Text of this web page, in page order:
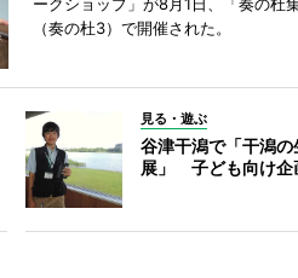
ークショップ」が8月1日、「奏の杜
（奏の杜3）で開催された。
見る・遊ぶ
谷津干潟で「干潟の
展」 子ども向け企